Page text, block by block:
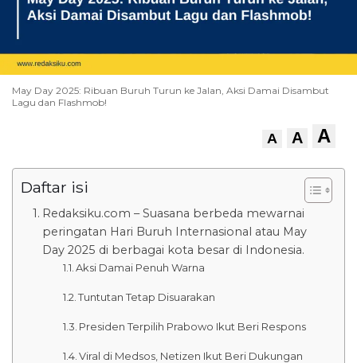
May Day 2025: Ribuan Buruh Turun ke Jalan, Aksi Damai Disambut
Lagu dan Flashmob!
A A A
Daftar isi
Redaksiku.com – Suasana berbeda mewarnai
peringatan Hari Buruh Internasional atau May
Day 2025 di berbagai kota besar di Indonesia.
Aksi Damai Penuh Warna
Tuntutan Tetap Disuarakan
Presiden Terpilih Prabowo Ikut Beri Respons
Viral di Medsos, Netizen Ikut Beri Dukungan